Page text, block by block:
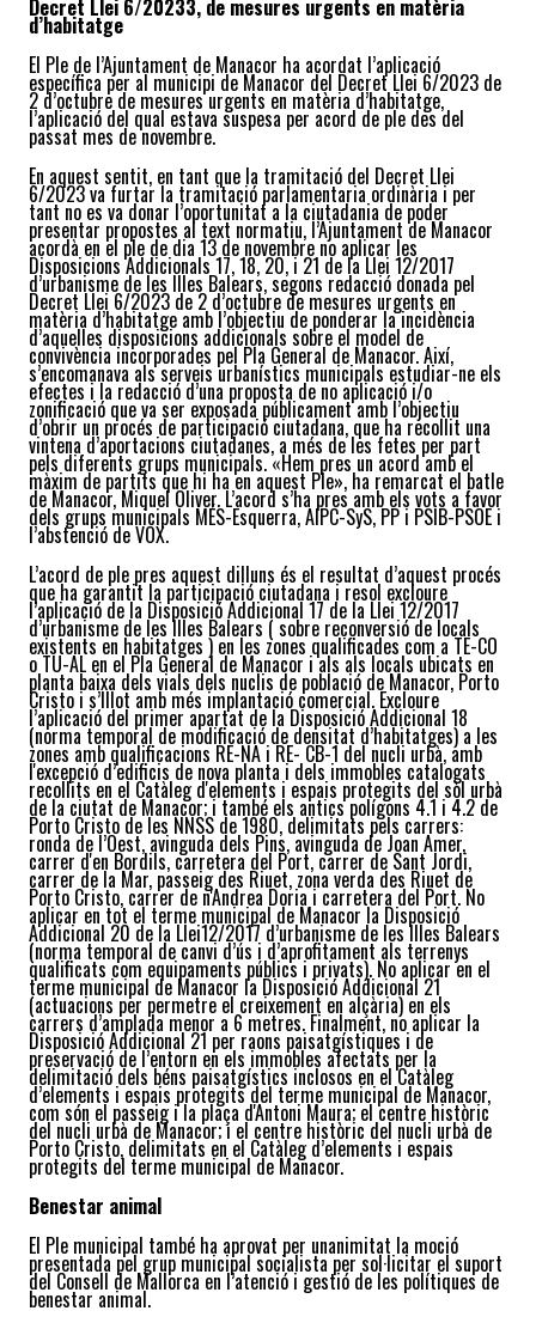
Decret Llei 6/20233, de mesures urgents en matèria
d’habitatge
El Ple de l’Ajuntament de Manacor ha acordat l’aplicació
específica per al municipi de Manacor del Decret Llei 6/2023 de
2 d’octubre de mesures urgents en matèria d’habitatge,
l’aplicació del qual estava suspesa per acord de ple des del
passat mes de novembre.
En aquest sentit, en tant que la tramitació del Decret Llei
6/2023 va furtar la tramitació parlamentaria ordinària i per
tant no es va donar l’oportunitat a la ciutadania de poder
presentar propostes al text normatiu, l’Ajuntament de Manacor
acordà en el ple de dia 13 de novembre no aplicar les
Disposicions Addicionals 17, 18, 20, i 21 de la Llei 12/2017
d’urbanisme de les Illes Balears, segons redacció donada pel
Decret Llei 6/2023 de 2 d’octubre de mesures urgents en
matèria d’habitatge amb l’objectiu de ponderar la incidència
d’aquelles disposicions addicionals sobre el model de
convivència incorporades pel Pla General de Manacor. Així,
s’encomanava als serveis urbanístics municipals estudiar-ne els
efectes i la redacció d’una proposta de no aplicació i/o
zonificació que va ser exposada públicament amb l’objectiu
d’obrir un procés de participació ciutadana, que ha recollit una
vintena d’aportacions ciutadanes, a més de les fetes per part
pels diferents grups municipals. «Hem pres un acord amb el
màxim de partits que hi ha en aquest Ple», ha remarcat el batle
de Manacor, Miquel Oliver. L’acord s’ha pres amb els vots a favor
dels grups municipals MÉS-Esquerra, AIPC-SyS, PP i PSIB-PSOE i
l’abstenció de VOX.
L’acord de ple pres aquest dilluns és el resultat d’aquest procés
que ha garantit la participació ciutadana i resol excloure
l’aplicació de la Disposició Addicional 17 de la Llei 12/2017
d’urbanisme de les Illes Balears ( sobre reconversió de locals
existents en habitatges ) en les zones qualificades com a TE-CO
o TU-AL en el Pla General de Manacor i als als locals ubicats en
planta baixa dels vials dels nuclis de població de Manacor, Porto
Cristo i s’Illot amb més implantació comercial. Excloure
l’aplicació del primer apartat de la Disposició Addicional 18
(norma temporal de modificació de densitat d’habitatges) a les
zones amb qualificacions RE-NA i RE- CB-1 del nucli urbà, amb
l'excepció d’edificis de nova planta i dels immobles catalogats
recollits en el Catàleg d'elements i espais protegits del sòl urbà
de la ciutat de Manacor; i també els antics polígons 4.1 i 4.2 de
Porto Cristo de les NNSS de 1980, delimitats pels carrers:
ronda de l’Oest, avinguda dels Pins, avinguda de Joan Amer,
carrer d'en Bordils, carretera del Port, carrer de Sant Jordi,
carrer de la Mar, passeig des Riuet, zona verda des Riuet de
Porto Cristo, carrer de n'Andrea Doria i carretera del Port. No
aplicar en tot el terme municipal de Manacor la Disposició
Addicional 20 de la Llei12/2017 d’urbanisme de les Illes Balears
(norma temporal de canvi d’ús i d’aprofitament als terrenys
qualificats com equipaments públics i privats). No aplicar en el
terme municipal de Manacor la Disposició Addicional 21
(actuacions per permetre el creixement en alçària) en els
carrers d’amplada menor a 6 metres. Finalment, no aplicar la
Disposició Addicional 21 per raons paisatgístiques i de
preservació de l’entorn en els immobles afectats per la
delimitació dels béns paisatgístics inclosos en el Catàleg
d’elements i espais protegits del terme municipal de Manacor,
com són el passeig i la plaça d'Antoni Maura; el centre històric
del nucli urbà de Manacor; i el centre històric del nucli urbà de
Porto Cristo, delimitats en el Catàleg d’elements i espais
protegits del terme municipal de Manacor.
Benestar animal
El Ple municipal també ha aprovat per unanimitat la moció
presentada pel grup municipal socialista per sol·licitar el suport
del Consell de Mallorca en l’atenció i gestió de les polítiques de
benestar animal.